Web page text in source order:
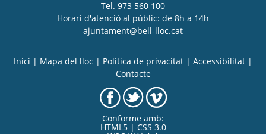
Tel. 973 560 100
Horari d'atenció al públic: de 8h a 14h
ajuntament@bell-lloc.cat
Inici | Mapa del lloc | Politica de privacitat | Accessibilitat |
Contacte
Conforme amb:
HTML5 | CSS 3.0